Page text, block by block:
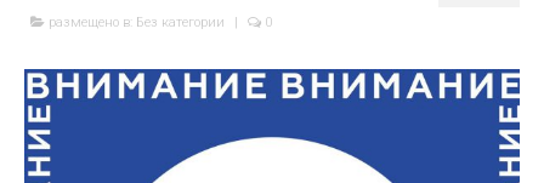
размещено в: Без категории 0